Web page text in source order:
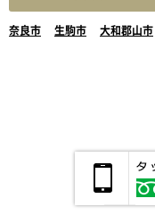
奈良市 生駒市 大和郡山市